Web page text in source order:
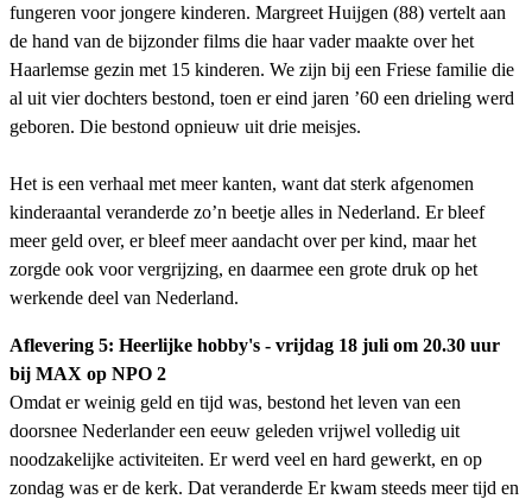
fungeren voor jongere kinderen. Margreet Huijgen (88) vertelt aan
de hand van de bijzonder films die haar vader maakte over het
Haarlemse gezin met 15 kinderen. We zijn bij een Friese familie die
al uit vier dochters bestond, toen er eind jaren ’60 een drieling werd
geboren. Die bestond opnieuw uit drie meisjes.
Het is een verhaal met meer kanten, want dat sterk afgenomen
kinderaantal veranderde zo’n beetje alles in Nederland. Er bleef
meer geld over, er bleef meer aandacht over per kind, maar het
zorgde ook voor vergrijzing, en daarmee een grote druk op het
werkende deel van Nederland.
Aflevering 5: Heerlijke hobby's - vrijdag 18 juli om 20.30 uur
bij MAX op NPO 2
Omdat er weinig geld en tijd was, bestond het leven van een
doorsnee Nederlander een eeuw geleden vrijwel volledig uit
noodzakelijke activiteiten. Er werd veel en hard gewerkt, en op
zondag was er de kerk. Dat veranderde Er kwam steeds meer tijd en